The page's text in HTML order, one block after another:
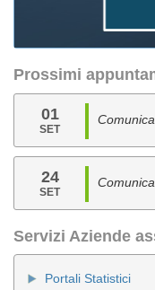
Prossimi
01
SET
24
SET
Servizi Aziende
Portali Statistici